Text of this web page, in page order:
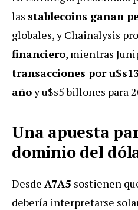
las stablecoins ganan
globales, y Chainalysis
financiero, mientras
transacciones por
añoy u$s5 billones para
Una apuesta
dominio del
Desde A7A5 sostienen
debería interpretarse